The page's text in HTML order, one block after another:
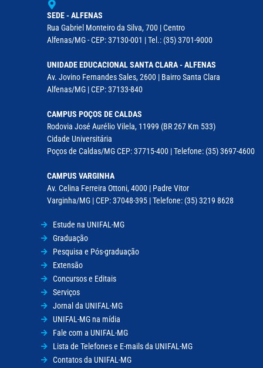
SEDE - ALFENAS
Rua Gabriel Monteiro da Silva, 700 | Centro
Alfenas/MG - CEP: 37130-001 | Tel.: (35) 3701-9000
UNIDADE EDUCACIONAL SANTA CLARA - ALFENAS
Av. Jovino Fernandes Sales, 2600 | Bairro Santa Clara
Alfenas/MG | CEP: 37133-840
CAMPUS POÇOS DE CALDAS
Rodovia José Aurélio Vilela, 11999 (BR 267 Km 533)
Cidade Universitária
Poços de Caldas/MG CEP: 37715-400 | Telefone: (35) 3697-4600
CAMPUS VARGINHA
Av. Celina Ferreira Ottoni, 4000 | Padre Vitor
Varginha/MG | CEP: 37048-395 | Telefone: (35) 3219 8628
Estude na UNIFAL-MG
Graduação
Pesquisa e Pós-graduação
Extensão
Concursos e Editais
Serviços
Jornal da UNIFAL-MG
UNIFAL-MG na mídia
Fale com a UNIFAL-MG
Lista de Telefones e E-mails da UNIFAL-MG
Contatos da UNIFAL-MG